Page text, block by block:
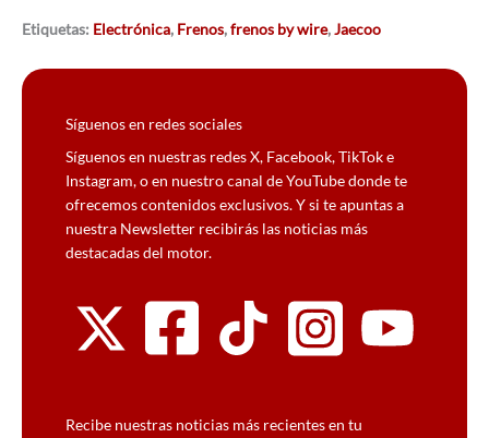
Etiquetas: Electrónica, Frenos,frenos by wire,Jaecoo
Síguenos en redes sociales
Síguenos en nuestras redes X, Facebook, TikTok e
Instagram, o en nuestro canal de YouTube donde te
ofrecemos contenidos exclusivos. Y si te apuntas a
nuestra Newsletter recibirás las noticias más
destacadas del motor.
Recibe nuestras noticias más recientes en tu